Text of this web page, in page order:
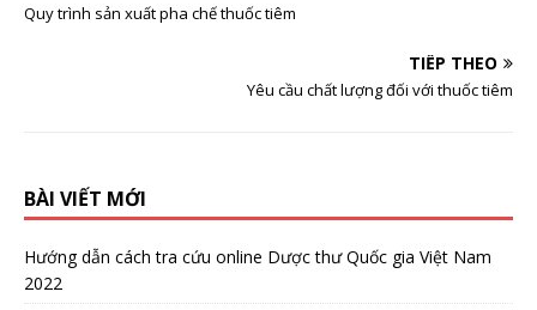
Quy trình sản xuất pha chế thuốc tiêm
TIẾP THEO
Yêu cầu chất lượng đối với thuốc tiêm
BÀI VIẾT MỚI
Hướng dẫn cách tra cứu online Dược thư Quốc gia Việt Nam
2022